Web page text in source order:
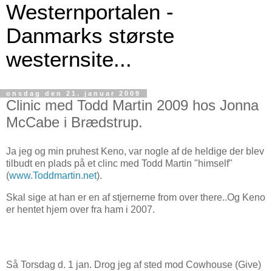
Westernportalen -
Danmarks største
westernsite...
onsdag den 21. januar 2009
Clinic med Todd Martin 2009 hos Jonna
McCabe i Brædstrup.
Ja jeg og min pruhest Keno, var nogle af de heldige der blev
tilbudt en plads på et clinc med Todd Martin "himself"
(www.Toddmartin.net).
Skal sige at han er en af stjernerne from over there..Og Keno
er hentet hjem over fra ham i 2007.
Så Torsdag d. 1 jan. Drog jeg af sted mod Cowhouse (Give)